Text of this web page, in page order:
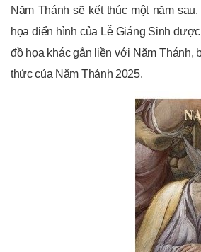
Năm Thánh sẽ kết thúc một năm
họa điển hình của Lễ Giáng Sinh
đồ họa khác gắn liền với Năm Thánh,
thức của Năm Thánh 2025.